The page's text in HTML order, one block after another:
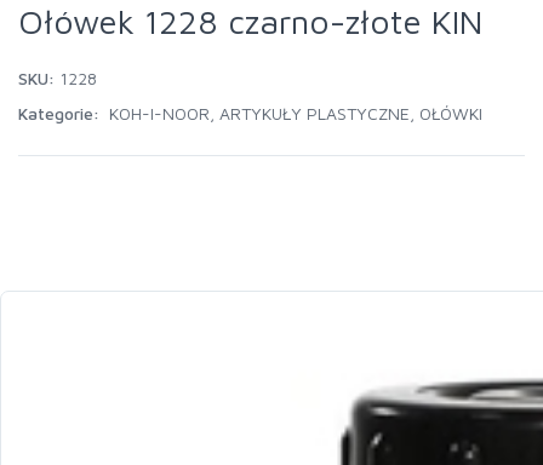
Ołówek 1228 czarno-złote KIN
SKU: 1228
Kategorie:
KOH-I-NOOR ARTYKUŁY PLASTYCZNE OŁÓWKI